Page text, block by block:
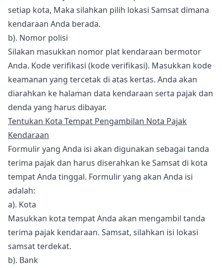
setiap kota, Maka silahkan pilih lokasi Samsat dimana
kendaraan Anda berada.
b). Nomor polisi
Silakan masukkan nomor plat kendaraan bermotor
Anda. Kode verifikasi (kode verifikasi). Masukkan kode
keamanan yang tercetak di atas kertas. Anda akan
diarahkan ke halaman data kendaraan serta pajak dan
denda yang harus dibayar.
Tentukan Kota Tempat Pengambilan Nota Pajak
Kendaraan
Formulir yang Anda isi akan digunakan sebagai tanda
terima pajak dan harus diserahkan ke Samsat di kota
tempat Anda tinggal. Formulir yang akan Anda isi
adalah:
a). Kota
Masukkan kota tempat Anda akan mengambil tanda
terima pajak kendaraan. Samsat, silahkan isi lokasi
samsat terdekat.
b). Bank